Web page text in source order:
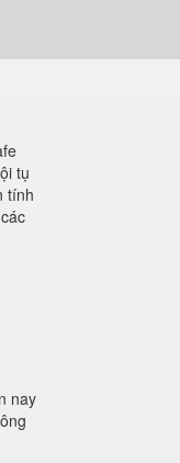
tụ
tính
nay